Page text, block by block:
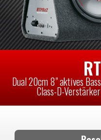
Dual 20cm 8" aktives
Class-D-